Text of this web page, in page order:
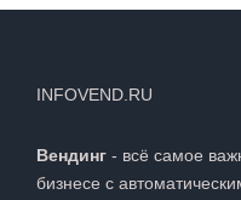
INFOVEND.RU
Вендинг - всё самое
бизнесе с